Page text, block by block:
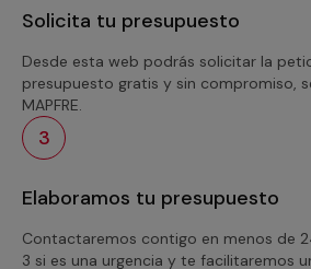
Solicita tu presupuesto
Desde esta web podrás solicitar la
presupuesto gratis y sin compromiso,
MAPFRE.
3
Elaboramos tu presupuesto
Contactaremos contigo en menos de
3 si es una urgencia y te facilitaremos